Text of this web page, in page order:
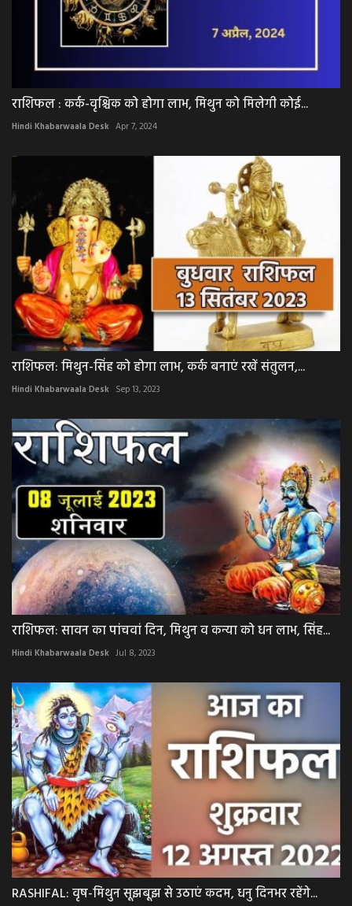
राशिफल : कर्क-वृश्चिक को होगा लाभ, मिथुन को मिलेगी कोई...
Hindi Khabarwaala Desk Apr 7, 2024
राशिफल: मिथुन-सिंह को होगा लाभ, कर्क बनाएं रखें संतुलन,...
Hindi Khabarwaala Desk Sep 13, 2023
राशिफल: सावन का पांचवां दिन, मिथुन व कन्या को धन लाभ, सिंह...
Hindi Khabarwaala Desk Jul 8, 2023
RASHIFAL: वृष-मिथुन सूझबूझ से उठाएं कदम, धनु दिनभर रहेंगे...